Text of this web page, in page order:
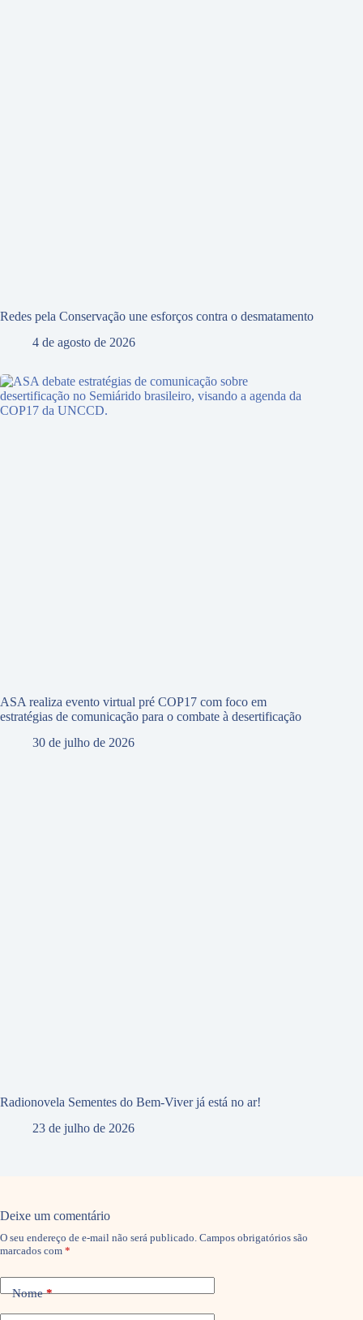
Redes pela Conservação une esforços contra o desmatamento
4 de agosto de 2026
ASA realiza evento virtual pré COP17 com foco em
estratégias de comunicação para o combate à desertificação
30 de julho de 2026
Radionovela Sementes do Bem-Viver já está no ar!
23 de julho de 2026
Deixe um comentário
O seu endereço de e-mail não será publicado. Campos obrigatórios são
marcados com *
Nome*